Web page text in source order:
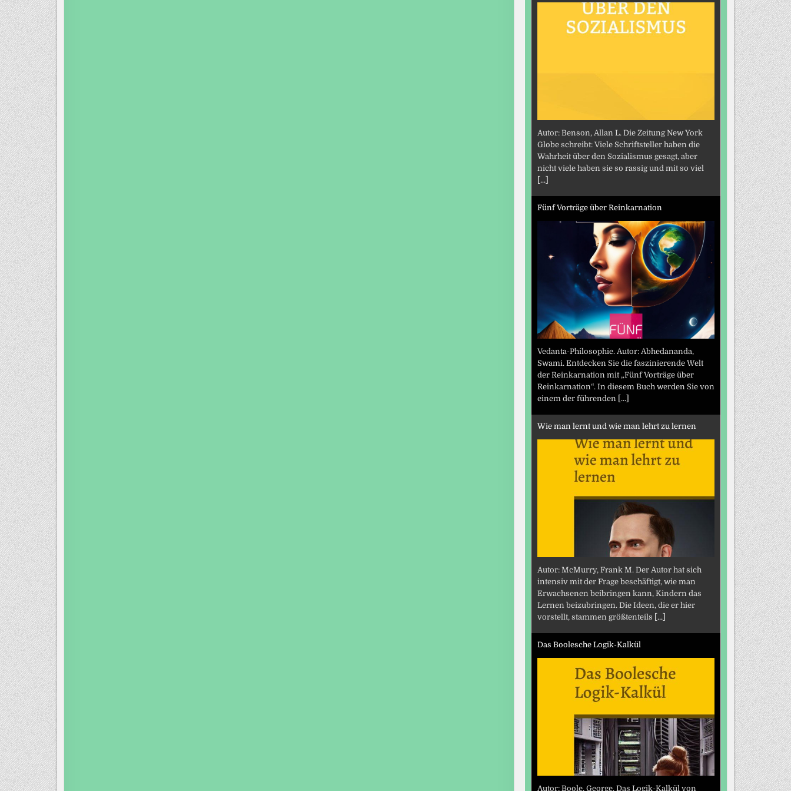
Autor: Benson, Allan L. Die Zeitung New York
Globe schreibt: Viele Schriftsteller haben die
Wahrheit über den Sozialismus gesagt, aber
nicht viele haben sie so rassig und mit so viel
[...]
Fünf Vorträge über Reinkarnation
Vedanta-Philosophie. Autor: Abhedananda,
Swami. Entdecken Sie die faszinierende Welt
der Reinkarnation mit „Fünf Vorträge über
Reinkarnation“. In diesem Buch werden Sie von
einem der führenden [...]
Wie man lernt und wie man lehrt zu lernen
Autor: McMurry, Frank M. Der Autor hat sich
intensiv mit der Frage beschäftigt, wie man
Erwachsenen beibringen kann, Kindern das
Lernen beizubringen. Die Ideen, die er hier
vorstellt, stammen größtenteils [...]
Das Boolesche Logik-Kalkül
Autor: Boole, George. Das Logik-Kalkül von